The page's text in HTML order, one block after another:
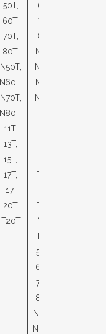
50T,
60T,
70T,
80T,
N50T,
N60T,
N70T,
N80T,
11T,
13T,
15T,
17T,
T17T,
20T,
T20T
60V,
70V,
80V,
N50V,
N60V,
N70V,
N80V,
T17V,
T20V
YLB,
50LB,
60LB,
70LB,
80LB,
N50LB,
N60LB,